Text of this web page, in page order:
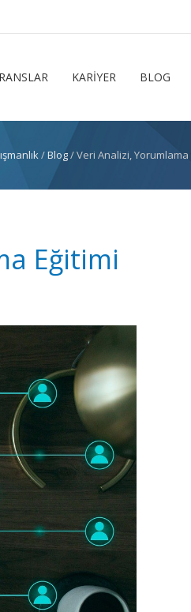
KARİYER BLOG
/Blog/ Veri Analizi,
Eğitimi